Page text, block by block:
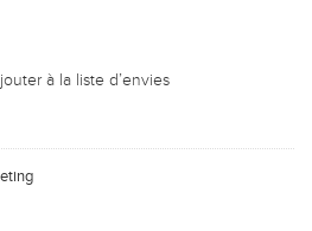
à la liste d’envies